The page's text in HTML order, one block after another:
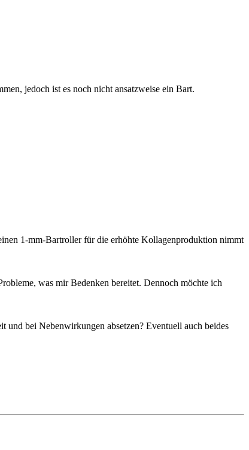
jedoch ist es noch nicht ansatzweise ein Bart.
1-mm-Bartroller für die erhöhte Kollagenproduktion nimmt
was mir Bedenken bereitet. Dennoch möchte ich
bei Nebenwirkungen absetzen? Eventuell auch beides